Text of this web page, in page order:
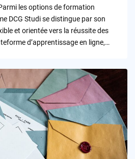
les options de formation
DCG Studi se distingue par son
et orientée vers la réussite des
d’apprentissage en ligne,…